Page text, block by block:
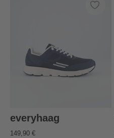
everyhaag
149,90 €